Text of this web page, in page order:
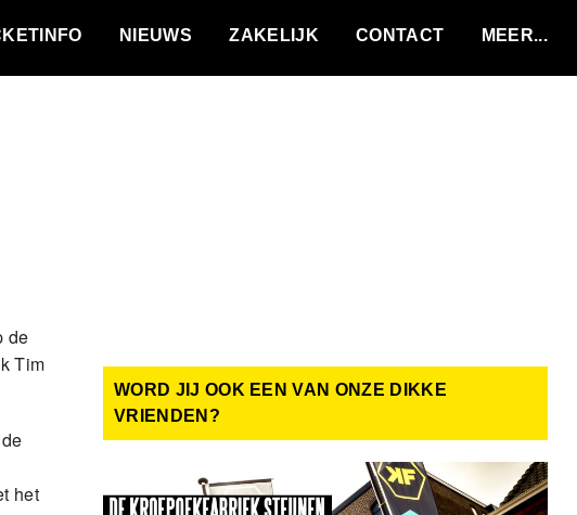
NIEUWS ZAKELIJK CONTACT
de
Tim
het
WORD JIJ OOK EEN VAN ONZE DIKKE
VRIENDEN?